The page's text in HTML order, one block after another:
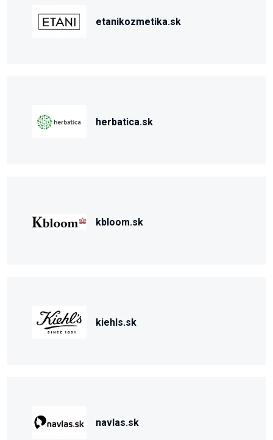
etanikozmetika.sk
herbatica.sk
kbloom.sk
kiehls.sk
navlas.sk